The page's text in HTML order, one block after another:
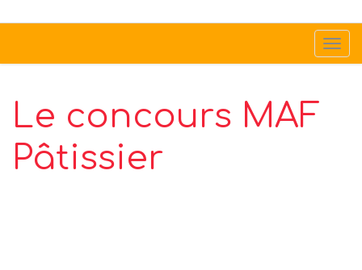
Le concours MAF
Pâtissier